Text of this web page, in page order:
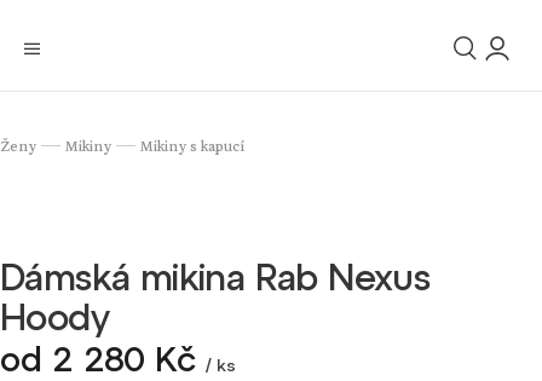
Ženy / Mikiny / Mikiny s kapucí
Dámská mikina Rab Nexus
Hoody
od 2 280 Kč / ks